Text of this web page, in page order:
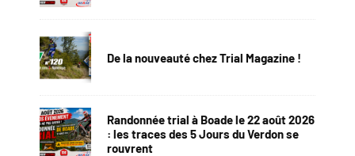
De la nouveauté chez Trial Magazine !
Randonnée trial à Boade le 22 août 2026
: les traces des 5 Jours du Verdon se
rouvrent